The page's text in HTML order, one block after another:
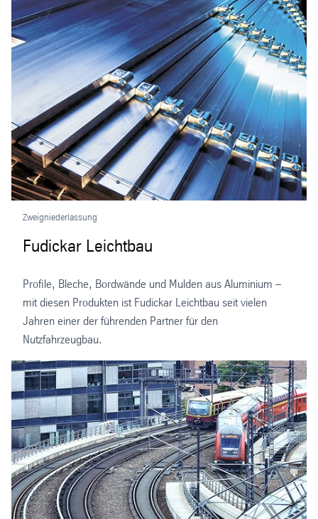
Zweigniederlassung
Fudickar Leichtbau
Profile, Bleche, Bordwände und Mulden aus Aluminium –
mit diesen Produkten ist Fudickar Leichtbau seit vielen
Jahren einer der führenden Partner für den
Nutzfahrzeugbau.